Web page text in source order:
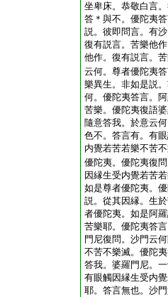
坐卑床。恭敬白言
答＊與不。優陀夷
説。彼即問言。有
復有説言。苦樂他
他作。復有説言。
云何。尊者優陀夷
樂異生。非如是説
何。優陀夷答言。
苦樂。優陀夷復語
隨意答我。於意云
色不。答言有。有
内覺若苦若樂不苦
優陀夷。優陀夷復
因縁生受内覺若苦
如是尊者優陀夷。
説。從其因縁。生
者優陀夷。如是阿
苦樂耶。優陀夷答
門尼復問。沙門云
不苦不樂滅。優陀
答我。婆羅門尼。
有眼觸因縁生受内
耶。答言無也。沙